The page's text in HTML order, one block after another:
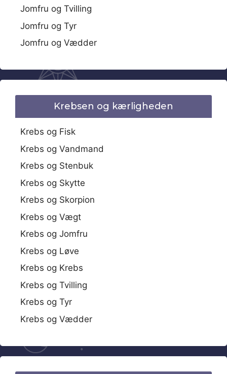
Jomfru og Tvilling
Jomfru og Tyr
Jomfru og Vædder
Krebsen og kærligheden
Krebs og Fisk
Krebs og Vandmand
Krebs og Stenbuk
Krebs og Skytte
Krebs og Skorpion
Krebs og Vægt
Krebs og Jomfru
Krebs og Løve
Krebs og Krebs
Krebs og Tvilling
Krebs og Tyr
Krebs og Vædder